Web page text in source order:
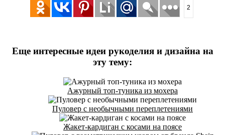
2
Еще интересные идеи рукоделия и дизайна на
эту тему:
Ажурный топ-туника из мохера
Пуловер с необычными переплетениями
Жакет-кардиган с косами на поясе